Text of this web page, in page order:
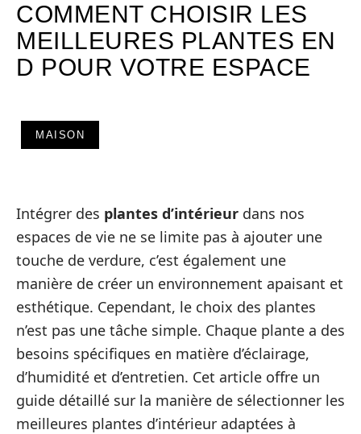
COMMENT CHOISIR LES
MEILLEURES PLANTES EN
D POUR VOTRE ESPACE
MAISON
Intégrer des plantes d’intérieur dans nos
espaces de vie ne se limite pas à ajouter une
touche de verdure, c’est également une
manière de créer un environnement apaisant et
esthétique. Cependant, le choix des plantes
n’est pas une tâche simple. Chaque plante a des
besoins spécifiques en matière d’éclairage,
d’humidité et d’entretien. Cet article offre un
guide détaillé sur la manière de sélectionner les
meilleures plantes d’intérieur adaptées à